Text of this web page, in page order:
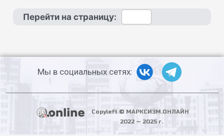
Перейти на страницу:
Мы в социальных сетях:
Copyleft © МАРКСИЗМ.ОНЛАЙН
2022 — 2025 г.